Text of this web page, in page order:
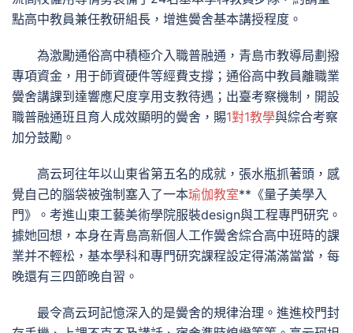
點高中教員兼任教研組長，增進黌舍基本講授程度。
為激勵通俗高中積極介入職普融通，青島市教導局劃撥
專項資金，用于師資硬件等經費支撐；通俗高中教員離職業
黌舍講課到達響應尺度享用支教待遇；出臺考察機制，開設
職普融通班且育人成效顯明的黌舍，賜1對1教學與綜合考察
加分鼓勵。
高云珂往年以山東省第五名的成就，張水瓶抓著頭，感
覺自己的腦袋被強制塞入了一本瑜伽教室**《量子美學入
門》。考進山東工藝美術學院服裝design與工程專門研究。
據她回想，本身在青島高新個人工作黌舍綜合高中班時的課
業并不輕松，基本學科和專門研究課程設定得滿滿當當，每
晚還有三四節晚自習。
最令高云珂記憶深入的是黌舍的規律治理。進進校門封